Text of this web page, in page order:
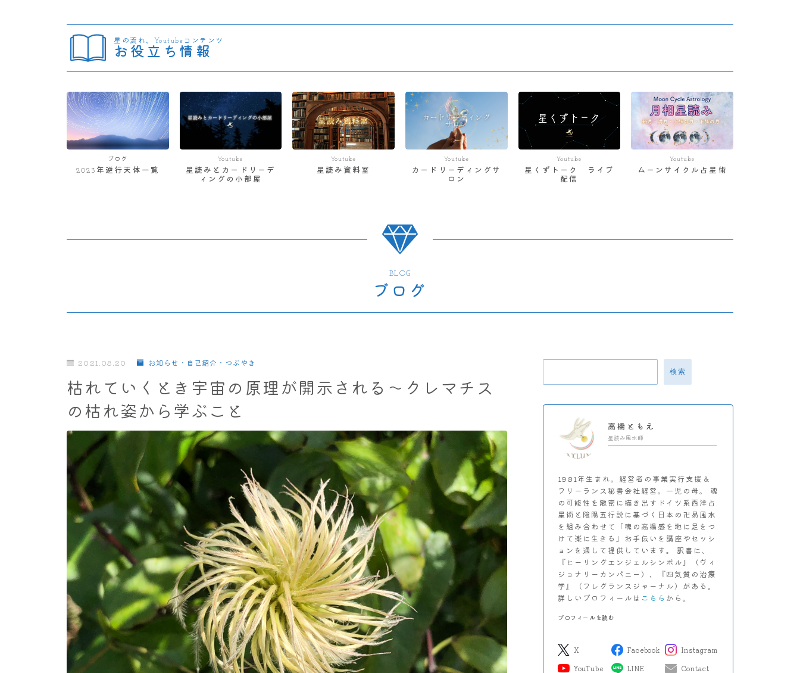
星の流れ、Youtubeコンテンツ
お役立ち情報
ブログ
2023年逆行天体一覧
Youtube
星読みとカードリーデ
ィングの小部屋
Youtube
星読み資料室
Youtube
カードリーディングサ
ロン
Youtube
星くずトーク ライブ
配信
Youtube
ムーンサイクル占星術
BLOG
ブログ
2021.08.20 お知らせ・自己紹介・つぶやき
枯れていくとき宇宙の原理が開示される～クレマチス
の枯れ姿から学ぶこと
検索
高橋ともえ
星読み風水師
1981年生まれ。経営者の事業実行支援＆
フリーランス秘書会社経営。一児の母。 魂
の可能性を緻密に描き出すドイツ系西洋占
星術と陰陽五行説に基づく日本の卍易風水
を組み合わせて「魂の高揚感を地に足をつ
けて楽に生きる」お手伝いを講座やセッシ
ョンを通して提供しています。 訳書に、
『ヒーリングエンジェルシンボル』（ヴィ
ジョナリーカンパニー）、『四気質の治療
学』（フレグランスジャーナル）がある。
詳しいプロフィールは こちら から。
プロフィールを読む
X Facebook
Instagram
YouTube
LINE Contact